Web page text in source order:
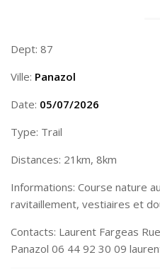
Dept: 87
Ville: Panazol
Date: 05/07/2026
Type: Trail
Distances: 21km, 8km
Informations: Course nature
ravitaillement, vestiaires et
Contacts: Laurent Fargeas
Panazol 06 44 92 30 09